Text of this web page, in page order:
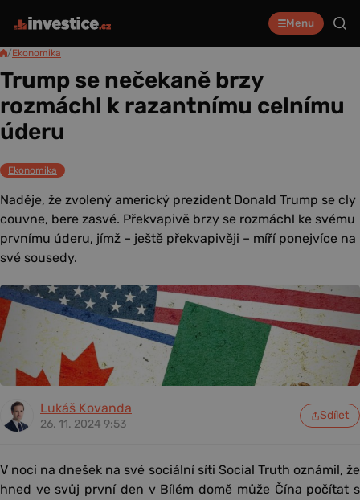
Menu
/Ekonomika
Trump se nečekaně brzy
rozmáchl k razantnímu celnímu
úderu
Ekonomika
Naděje, že zvolený americký prezident Donald Trump se cly
couvne, bere zasvé. Překvapivě brzy se rozmáchl ke svému
prvnímu úderu, jímž – ještě překvapivěji – míří ponejvíce na
své sousedy.
Lukáš Kovanda
26. 11. 2024 9:53
Sdílet
V noci na dnešek na své sociální síti Social Truth oznámil, že
hned ve svůj první den v Bílém domě může Čína počítat s